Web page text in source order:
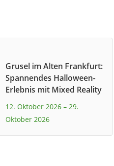
Grusel im Alten Frankfurt:
Spannendes Halloween-
Erlebnis mit Mixed Reality
12. Oktober 2026 –29.
Oktober 2026